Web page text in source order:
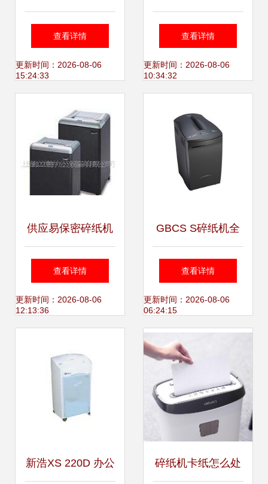
(GBC DOU)报价_
图片_参数_评测_
纸机报价-天极产品
查看详情
更新时间：2026-08-06
15:24:33
P105b激光打印机
黑白_深圳添星办
【复印机_激光打
印机_碎纸机_多功
议_投影机_传真机
_墨粉_硒鼓_票据
打印机】-中关村在
线_促销信息
查看详情
更新时间：2026-08-06
10:34:32
供应易保密碎纸机
EBA 2125C – 高效
安全的办公文教解
查看详情
更新时间：2026-08-06
12:13:36
GBCS S碎纸机全
面评测 性能、报价
与用户体验解析
查看详情
更新时间：2026-08-06
06:24:15
新浩XS 220D 办公 碎纸机卡纸怎么处